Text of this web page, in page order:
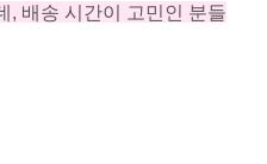
, 배송 시간이 고민인 분들